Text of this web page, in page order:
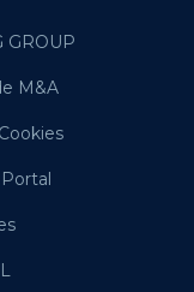
GROUP
M&A